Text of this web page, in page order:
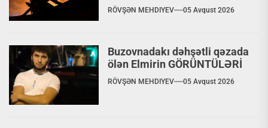
RÖVŞƏN MEHDIYEV 05 Avqust 2026
Buzovnadakı dəhşətli qəzada
ölən Elmirin GÖRÜNTÜLƏRİ
RÖVŞƏN MEHDIYEV 05 Avqust 2026